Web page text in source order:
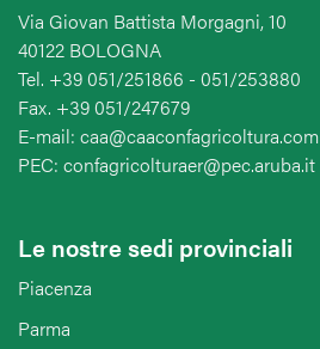
Via Giovan Battista Morgagni, 10
40122 BOLOGNA
Tel. +39 051/251866 - 051/253880
Fax. +39 051/247679
E-mail: caa@caaconfagricoltura.com
PEC: confagricolturaer@pec.aruba.it
Le nostre sedi provinciali
Piacenza
Parma